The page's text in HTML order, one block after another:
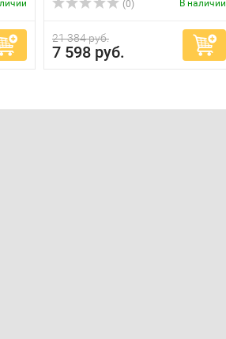
(0) В наличии
21 384 руб.
7 598 руб.